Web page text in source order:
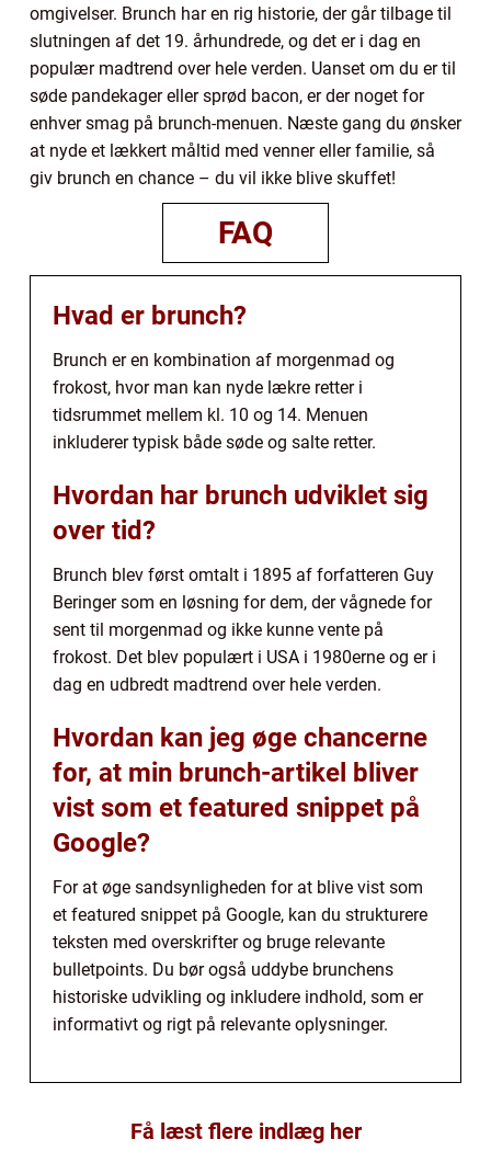
omgivelser. Brunch har en rig historie, der går tilbage til
slutningen af det 19. århundrede, og det er i dag en
populær madtrend over hele verden. Uanset om du er til
søde pandekager eller sprød bacon, er der noget for
enhver smag på brunch-menuen. Næste gang du ønsker
at nyde et lækkert måltid med venner eller familie, så
giv brunch en chance – du vil ikke blive skuffet!
FAQ
Hvad er brunch?
Brunch er en kombination af morgenmad og
frokost, hvor man kan nyde lækre retter i
tidsrummet mellem kl. 10 og 14. Menuen
inkluderer typisk både søde og salte retter.
Hvordan har brunch udviklet sig
over tid?
Brunch blev først omtalt i 1895 af forfatteren Guy
Beringer som en løsning for dem, der vågnede for
sent til morgenmad og ikke kunne vente på
frokost. Det blev populært i USA i 1980erne og er i
dag en udbredt madtrend over hele verden.
Hvordan kan jeg øge chancerne
for, at min brunch-artikel bliver
vist som et featured snippet på
Google?
For at øge sandsynligheden for at blive vist som
et featured snippet på Google, kan du strukturere
teksten med overskrifter og bruge relevante
bulletpoints. Du bør også uddybe brunchens
historiske udvikling og inkludere indhold, som er
informativt og rigt på relevante oplysninger.
Få læst flere indlæg her